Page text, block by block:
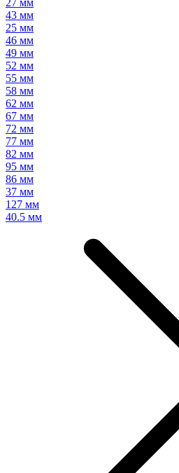
27 мм
43 мм
25 мм
46 мм
49 мм
52 мм
55 мм
58 мм
62 мм
67 мм
72 мм
77 мм
82 мм
95 мм
86 мм
37 мм
127 мм
40.5 мм